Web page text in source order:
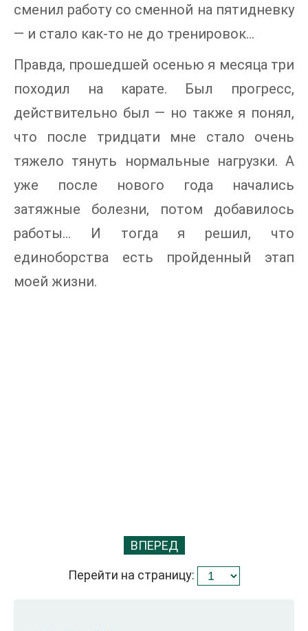
сменил работу со сменной на пятидневку
— и стало как-то не до тренировок…
Правда, прошедшей осенью я месяца три
походил на карате. Был прогресс,
действительно был — но также я понял,
что после тридцати мне стало очень
тяжело тянуть нормальные нагрузки. А
уже после нового года начались
затяжные болезни, потом добавилось
работы… И тогда я решил, что
единоборства есть пройденный этап
моей жизни.
ВПЕРЕД
Перейти на страницу: